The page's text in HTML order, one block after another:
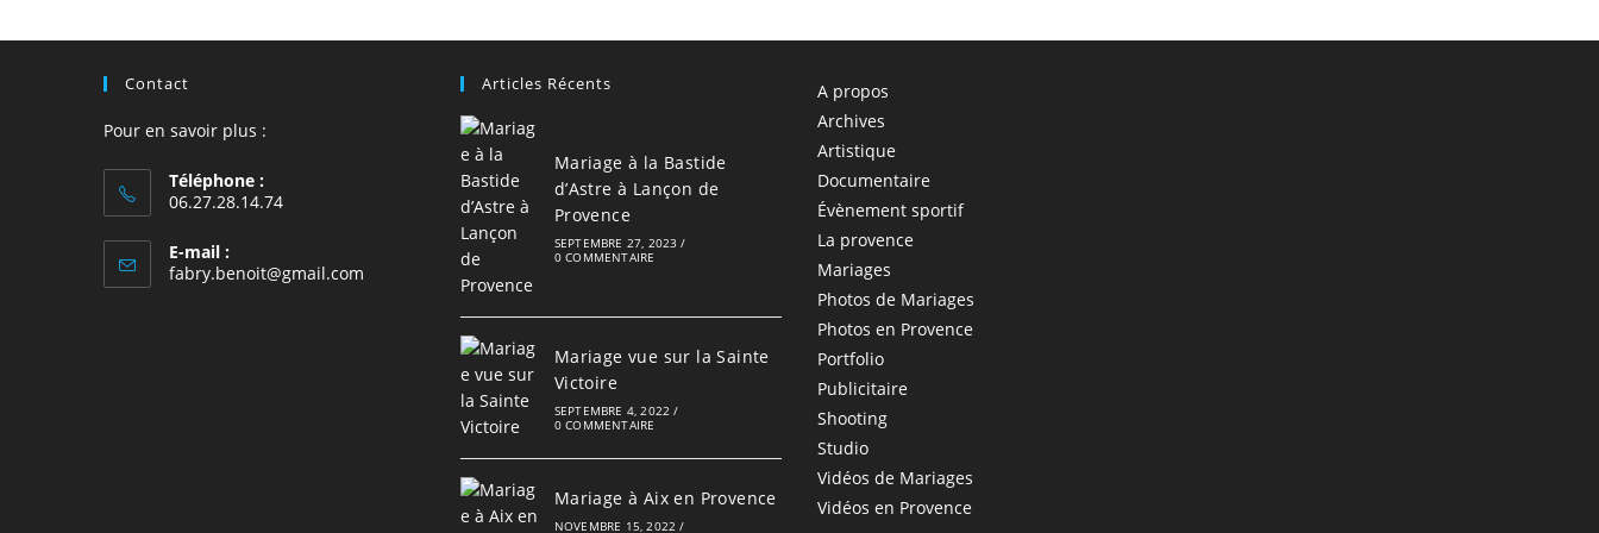
Contact
Pour en savoir plus :
Téléphone :
06.27.28.14.74
E-mail :
fabry.benoit@gmail.com
Articles Récents
Mariage à la Bastide
d’Astre à Lançon de
Provence
SEPTEMBRE 27, 2023 /
0 COMMENTAIRE
Mariage vue sur la Sainte
Victoire
SEPTEMBRE 4, 2022 /
0 COMMENTAIRE
Mariage à Aix en Provence
NOVEMBRE 15, 2022 /
A propos
Archives
Artistique
Documentaire
Évènement sportif
La provence
Mariages
Photos de Mariages
Photos en Provence
Portfolio
Publicitaire
Shooting
Studio
Vidéos de Mariages
Vidéos en Provence